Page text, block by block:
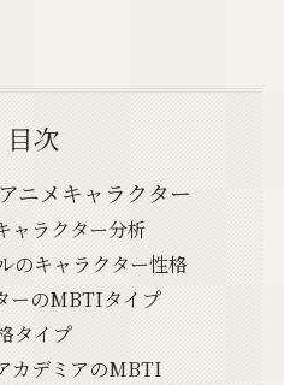
目次
ニメキャラクター
ャラクター分析
のキャラクター性格
ーのMBTIタイプ
タイプ
カデミアのMBTI